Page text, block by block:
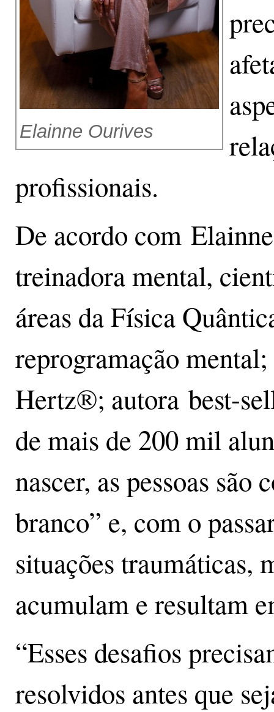
Elainne Ourives
profissionais.
De acordo com
treinadora mental,
áreas da Física
reprogramação
Hertz®; autora best-
de mais de 200 mil
nascer, as pessoas são
branco” e, com o
situações traumáticas,
acumulam e resultam
“Esses desafios
resolvidos antes que